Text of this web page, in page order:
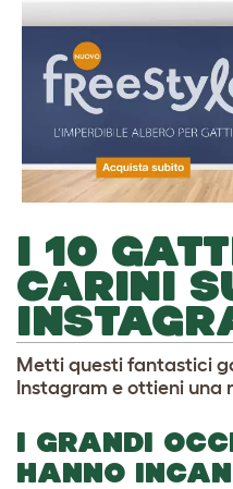
I 10
CARINI
Metti questi fantastici
Instagram e ottieni una
I GRANDI
HANNO